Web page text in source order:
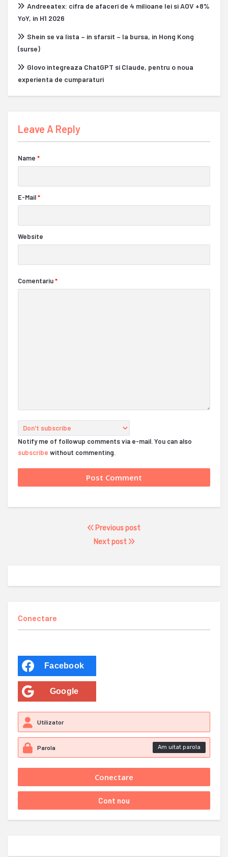
Andreeatex: cifra de afaceri de 4 milioane lei si AOV +8%
YoY, in H1 2026
Shein se va lista – in sfarsit – la bursa, in Hong Kong
(surse)
Glovo integreaza ChatGPT si Claude, pentru o noua
experienta de cumparaturi
Leave A Reply
Name *
E-Mail*
Website
Comentariu*
Notify me of followup comments via e-mail. You can also
subscribe without commenting.
Previous post
Next post
Conectare
Facebook
Google
Am uitat parola